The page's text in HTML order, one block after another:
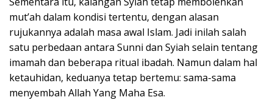
mut’ah dalam kondisi tertentu, dengan alasan
rujukannya adalah masa awal Islam. Jadi inilah salah
satu perbedaan antara Sunni dan Syiah selain tentang
imamah dan beberapa ritual ibadah. Namun dalam hal
ketauhidan, keduanya tetap bertemu: sama-sama
menyembah Allah Yang Maha Esa.